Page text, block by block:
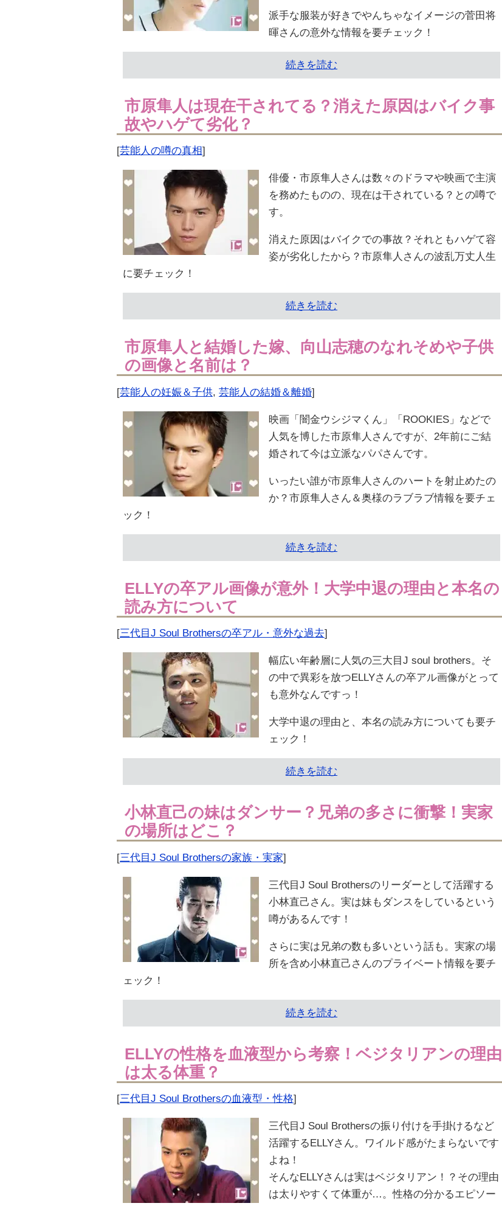
派手な服装が好きでやんちゃなイメージの菅田将
暉さんの意外な情報を要チェック！
続きを読む
市原隼人は現在干されてる？消えた原因はバイク事
故やハゲて劣化？
[芸能人の噂の真相]
俳優・市原隼人さんは数々のドラマや映画で主演
を務めたものの、現在は干されている？との噂で
す。
消えた原因はバイクでの事故？それともハゲて容
姿が劣化したから？市原隼人さんの波乱万丈人生
に要チェック！
続きを読む
市原隼人と結婚した嫁、向山志穂のなれそめや子供
の画像と名前は？
[芸能人の妊娠＆子供, 芸能人の結婚＆離婚]
映画「闇金ウシジマくん」「ROOKIES」などで
人気を博した市原隼人さんですが、2年前にご結
婚されて今は立派なパパさんです。
いったい誰が市原隼人さんのハートを射止めたの
か？市原隼人さん＆奥様のラブラブ情報を要チェ
ック！
続きを読む
ELLYの卒アル画像が意外！大学中退の理由と本名の
読み方について
[三代目J Soul Brothersの卒アル・意外な過去]
幅広い年齢層に人気の三大目J soul brothers。そ
の中で異彩を放つELLYさんの卒アル画像がとって
も意外なんですっ！
大学中退の理由と、本名の読み方についても要チ
ェック！
続きを読む
小林直己の妹はダンサー？兄弟の多さに衝撃！実家
の場所はどこ？
[三代目J Soul Brothersの家族・実家]
三代目J Soul Brothersのリーダーとして活躍する
小林直己さん。実は妹もダンスをしているという
噂があるんです！
さらに実は兄弟の数も多いという話も。実家の場
所を含め小林直己さんのプライベート情報を要チ
ェック！
続きを読む
ELLYの性格を血液型から考察！ベジタリアンの理由
は太る体重？
[三代目J Soul Brothersの血液型・性格]
三代目J Soul Brothersの振り付けを手掛けるなど
活躍するELLYさん。ワイルド感がたまらないです
よね！
そんなELLYさんは実はベジタリアン！？その理由
は太りやすくて体重が…。性格の分かるエピソー